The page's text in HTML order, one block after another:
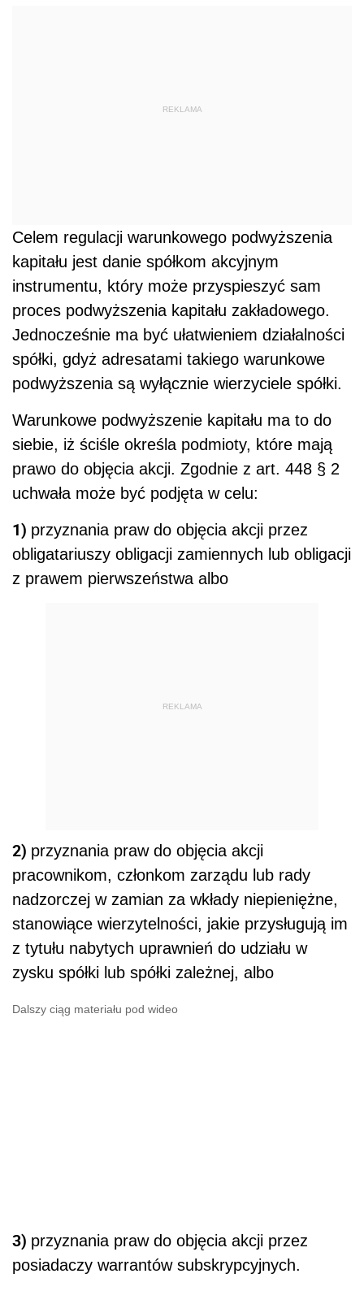
REKLAMA
Celem regulacji warunkowego podwyższenia
kapitału jest danie spółkom akcyjnym
instrumentu, który może przyspieszyć sam
proces podwyższenia kapitału zakładowego.
Jednocześnie ma być ułatwieniem działalności
spółki, gdyż adresatami takiego warunkowe
podwyższenia są wyłącznie wierzyciele spółki.
Warunkowe podwyższenie kapitału ma to do
siebie, iż ściśle określa podmioty, które mają
prawo do objęcia akcji. Zgodnie z art. 448 § 2
uchwała może być podjęta w celu:
1) przyznania praw do objęcia akcji przez
obligatariuszy obligacji zamiennych lub obligacji
z prawem pierwszeństwa albo
REKLAMA
2) przyznania praw do objęcia akcji
pracownikom, członkom zarządu lub rady
nadzorczej w zamian za wkłady niepieniężne,
stanowiące wierzytelności, jakie przysługują im
z tytułu nabytych uprawnień do udziału w
zysku spółki lub spółki zależnej, albo
Dalszy ciąg materiału pod wideo
3) przyznania praw do objęcia akcji przez
posiadaczy warrantów subskrypcyjnych.